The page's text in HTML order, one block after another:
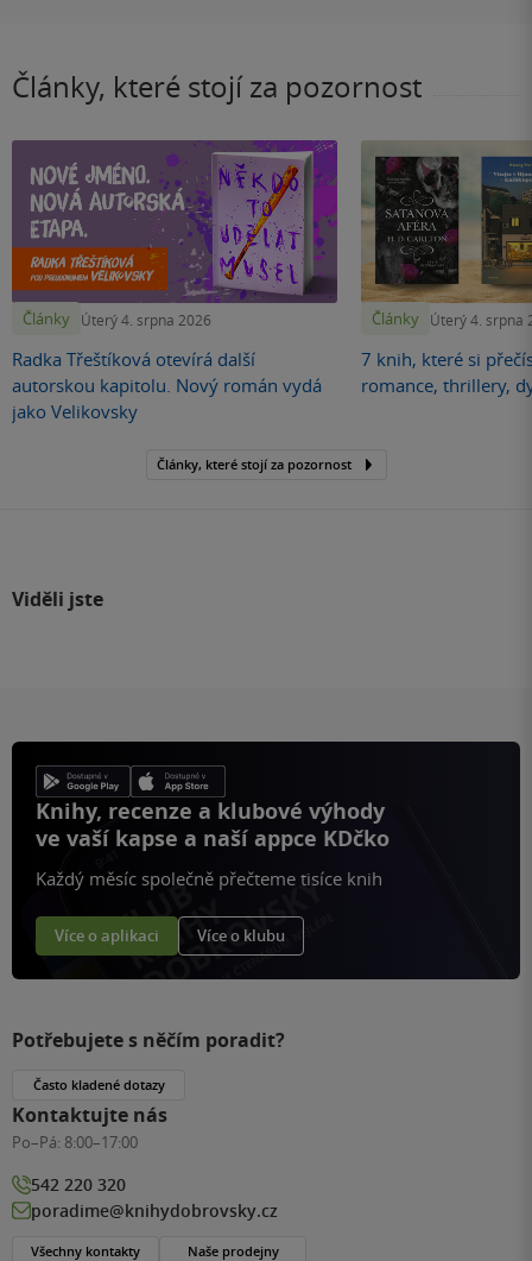
Články, které stojí za pozornost
Články Úterý 4. srpna 2026
Radka Třeštíková otevírá další
autorskou kapitolu. Nový román vydá
jako Velikovsky
Články Úterý 4. srpna
7 knih, které si
romance, thrillery,
Články, které stojí za pozornost
Viděli jste
Knihy, recenze a klubové výhody
ve vaší kapse a naší appce KDčko
Každý měsíc společně přečteme tisíce knih
Více o aplikaci Více o klubu
Potřebujete s něčím poradit?
Často kladené dotazy
Kontaktujte nás
Po–Pá: 8:00–17:00
542 220 320
poradime@knihydobrovsky.cz
Všechny kontakty Naše prodejny